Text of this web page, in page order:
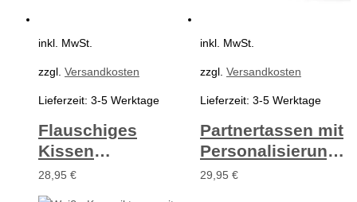
inkl. MwSt.
zzgl. Versandkosten
Lieferzeit: 3-5 Werktage
Flauschiges
Kissen
„Unendliche
Liebe” mit
28,95 €
inkl. MwSt.
zzgl. Versandkosten
Lieferzeit: 3-5 Werktage
Partnertassen mit
Personalisierung
und Aquarell-
29,95 €